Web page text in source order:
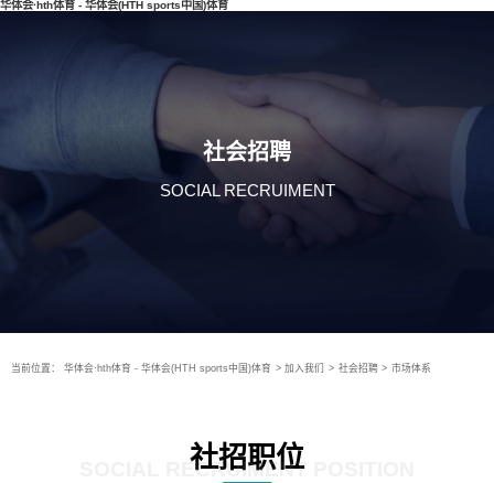
华体会·hth体育 - 华体会(HTH sports中国)体育
社会招聘
SOCIAL RECRUIMENT
当前位置： 华体会·hth体育 - 华体会(HTH sports中国)体育 > 加入我们 > 社会招聘 > 市场体系
社招职位
SOCIAL RECRUIMENT POSITION